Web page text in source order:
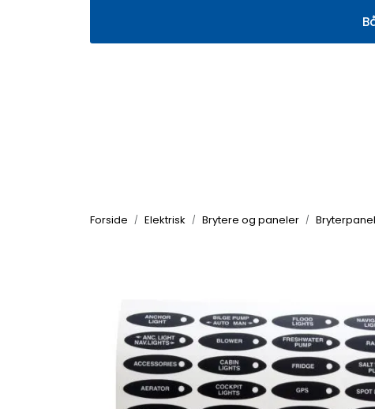
Forside Elektrisk Brytere og paneler Bryterpanel